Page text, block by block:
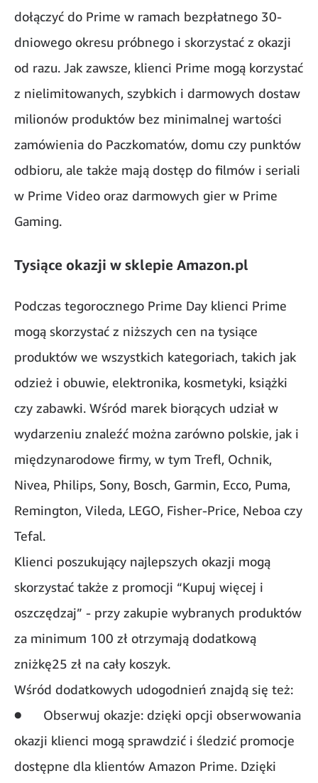
dołączyć do Prime w ramach bezpłatnego 30-
dniowego okresu próbnego i skorzystać z okazji
od razu. Jak zawsze, klienci Prime mogą korzystać
z nielimitowanych, szybkich i darmowych dostaw
milionów produktów bez minimalnej wartości
zamówienia do Paczkomatów, domu czy punktów
odbioru, ale także mają dostęp do filmów i seriali
w Prime Video oraz darmowych gier w Prime
Gaming.
Tysiące okazji w sklepie Amazon.pl
Podczas tegorocznego Prime Day klienci Prime
mogą skorzystać z niższych cen na tysiące
produktów we wszystkich kategoriach, takich jak
odzież i obuwie, elektronika, kosmetyki, książki
czy zabawki. Wśród marek biorących udział w
wydarzeniu znaleźć można zarówno polskie, jak i
międzynarodowe firmy, w tym Trefl, Ochnik,
Nivea, Philips, Sony, Bosch, Garmin, Ecco, Puma,
Remington, Vileda, LEGO, Fisher-Price, Neboa czy
Tefal.
Klienci poszukujący najlepszych okazji mogą
skorzystać także z promocji “Kupuj więcej i
oszczędzaj” - przy zakupie wybranych produktów
za minimum 100 zł otrzymają dodatkową
zniżkę25 zł na cały koszyk.
Wśród dodatkowych udogodnień znajdą się też:
● Obserwuj okazje: dzięki opcji obserwowania
okazji klienci mogą sprawdzić i śledzić promocje
dostępne dla klientów Amazon Prime. Dzięki